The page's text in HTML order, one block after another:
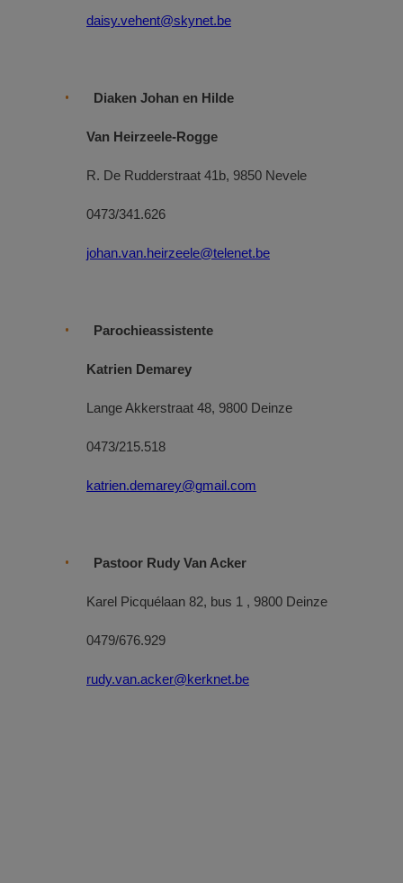
daisy.vehent@skynet.be
Diaken Johan en Hilde
Van Heirzeele-Rogge
R. De Rudderstraat 41b, 9850 Nevele
0473/341.626
johan.van.heirzeele@telenet.be
Parochieassistente
Katrien Demarey
Lange Akkerstraat 48, 9800 Deinze
0473/215.518
katrien.demarey@gmail.com
Pastoor Rudy Van Acker
Karel Picquélaan 82, bus 1 , 9800 Deinze
0479/676.929
rudy.van.acker@kerknet.be